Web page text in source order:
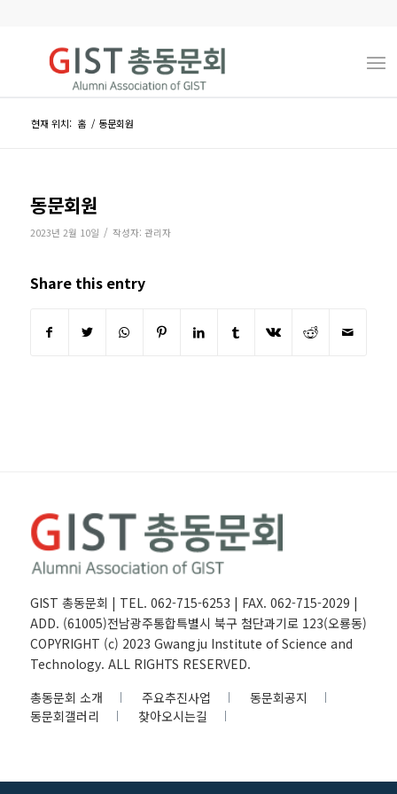
현재 위치: 홈 / 동문회원
동문회원
2023년 2월 10일 / 작성자: 관리자
Share this entry
GIST 총동문회 | TEL. 062-715-6253 | FAX. 062-715-2029 |
ADD. (61005)전남광주통합특별시 북구 첨단과기로 123(오룡동)
COPYRIGHT (c) 2023 Gwangju Institute of Science and
Technology. ALL RIGHTS RESERVED.
총동문회 소개
주요추진사업
동문회공지
동문회갤러리
찾아오시는길